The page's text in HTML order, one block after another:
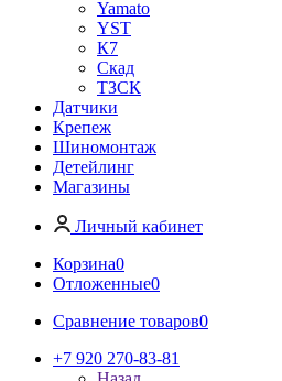
Yamato
YST
К7
Скад
ТЗСК
Датчики
Крепеж
Шиномонтаж
Детейлинг
Магазины
Личный кабинет
Корзина0
Отложенные0
Сравнение товаров0
+7 920 270-83-81